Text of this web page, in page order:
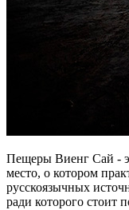
Пещеры Виенг Сай -
место, о котором
русскоязычных
ради которого стоит